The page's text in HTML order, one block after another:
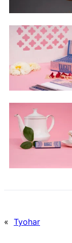
« Tyohar